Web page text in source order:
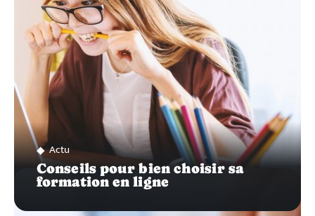
Actu
Conseils pour bien choisir sa
formation en ligne